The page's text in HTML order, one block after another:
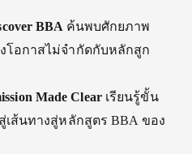
BBA ค้นพบศักยภาพ
อกาสไม่จำกัดกับหลักสูก
Made Clearเรียนรู้ขั้น
ส้นทางสู่หลักสูตร BBA ของ